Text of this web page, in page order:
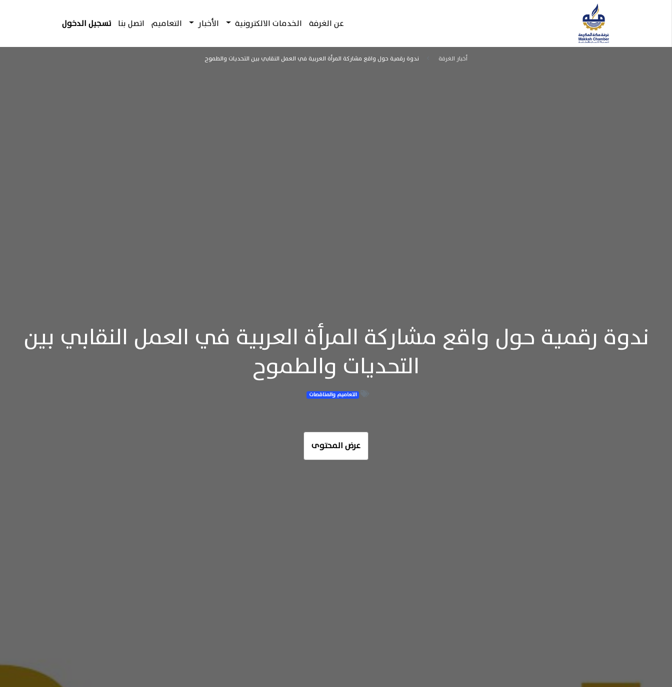
عن الغرفة الخدمات الالكترونية الأخبار التعاميم اتصل بنا تسجيل الدخول
أخبار الغرفة ندوة رقمية حول واقع مشاركة المرأة العربية في العمل النقابي بين التحديات والطموح
ندوة رقمية حول واقع مشاركة المرأة العربية في العمل النقابي بين
التحديات والطموح
التعاميم والمناقصات
عرض المحتوى